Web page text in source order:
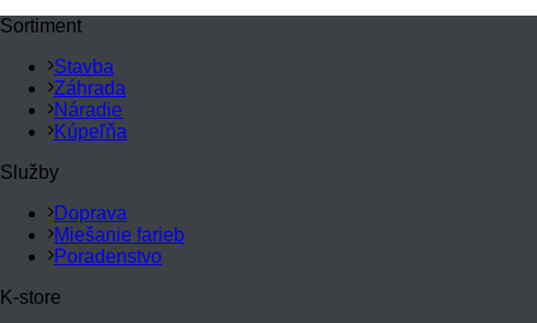
Sortiment
Stavba
Záhrada
Náradie
Kúpeľňa
Služby
Doprava
Miešanie farieb
Poradenstvo
K-store